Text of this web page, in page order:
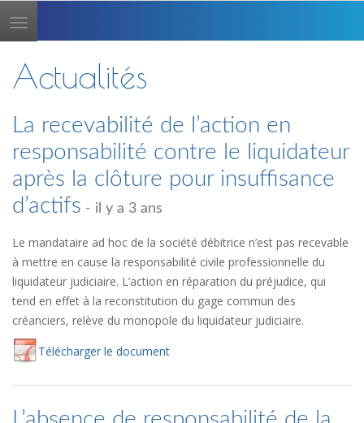
Toggle
navigation
Actualités
La recevabilité de l’action en
responsabilité contre le liquidateur
après la clôture pour insuffisance
d’actifs - il y a 3 ans
Le mandataire ad hoc de la société débitrice n’est pas recevable
à mettre en cause la responsabilité civile professionnelle du
liquidateur judiciaire. L’action en réparation du préjudice, qui
tend en effet à la reconstitution du gage commun des
créanciers, relève du monopole du liquidateur judiciaire.
Télécharger le document